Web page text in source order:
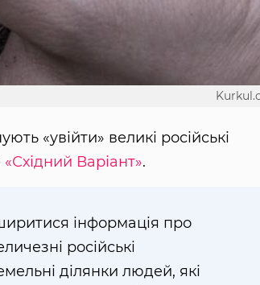
«увійти» великі російські
«Східний Варіант».
інформація про
російські
ділянки людей, які